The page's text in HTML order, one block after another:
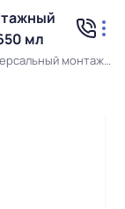
мл
Клей-пена универсальный монтажный всесезонный КЛЕИТ ВСЕ X6+ 650 мл